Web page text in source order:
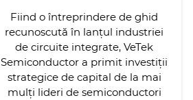
Fiind o întreprindere de ghid
recunoscută în lanțul industriei
de circuite integrate, VeTek
Semiconductor a primit investiții
strategice de capital de la mai
mulți lideri de semiconductori